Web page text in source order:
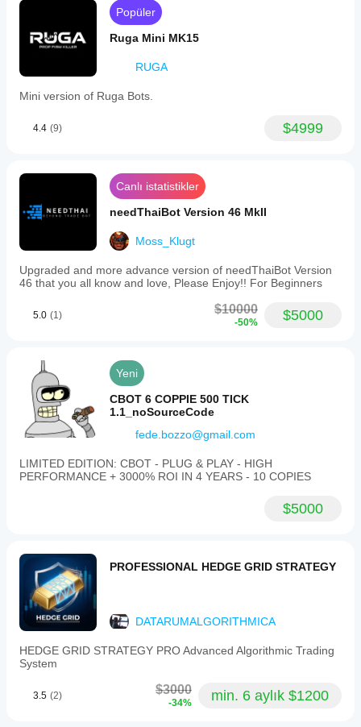
Popüler
Ruga Mini MK15
RUGA
Mini version of Ruga Bots.
4.4 (9) $4999
Canlı istatistikler
needThaiBot Version 46 MkII
Moss_Klugt
Upgraded and more advance version of needThaiBot Version
46 that you all know and love, Please Enjoy!! For Beginners
5.0 (1) $10000
-50% $5000
Yeni
CBOT 6 COPPIE 500 TICK
1.1_noSourceCode
fede.bozzo@gmail.com
LIMITED EDITION: CBOT - PLUG & PLAY - HIGH
PERFORMANCE + 3000% ROI IN 4 YEARS - 10 COPIES
$5000
PROFESSIONAL HEDGE GRID STRATEGY
DATARUMALGORITHMICA
HEDGE GRID STRATEGY PRO Advanced Algorithmic Trading
System
3.5 (2) $3000
-34% min. 6 aylık $1200